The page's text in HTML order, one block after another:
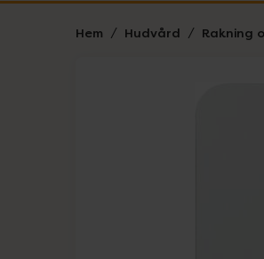
Hem Hudvård Rakning